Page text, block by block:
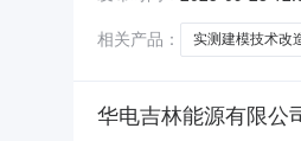
相关产品：
实测建模技术改
华电吉林能源有限公